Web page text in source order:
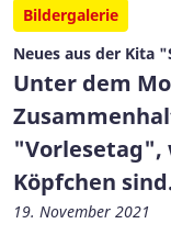
Bildergalerie
Neues aus der Kita
Unter dem
"Vorlesetag",
Köpfchen
19. November 2021